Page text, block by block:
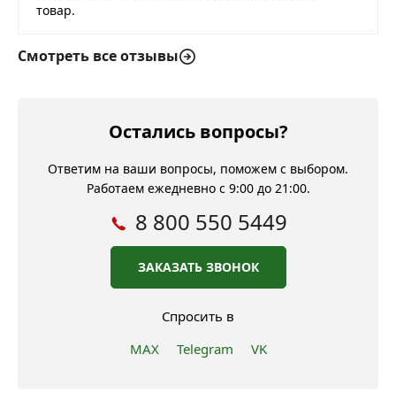
товар.
Смотреть все отзывы
Остались вопросы?
Ответим на ваши вопросы, поможем с выбором.
Работаем ежедневно с 9:00 до 21:00.
8 800 550 5449
ЗАКАЗАТЬ ЗВОНОК
Спросить в
MAX
Telegram VK